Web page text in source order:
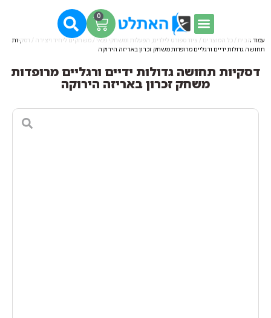
0
עמוד הבית / כל המוצרים / ציוד ספורט לילדים, הפעלות ומשחקי פנאי / משחקים ליחיד ויצירה / דסקיות
תחושה גדולות ידיים ורגליים מרופדות משחק זכרון באריזה הירוקה
דסקיות תחושה גדולות ידיים ורגליים מרופדות
משחק זכרון באריזה הירוקה